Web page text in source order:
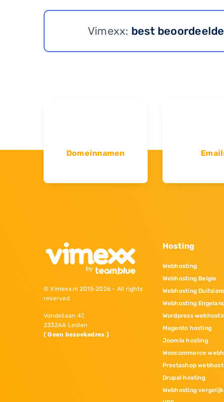
Vimexx: best
Domeinnamen
© Vimexx.nl 2015‐2026 - All rights
reserved
Vondellaan 47,
2332AA Leiden
( Geen bezoekadres )
Hosting
Webhosting
Webhosting Belgie
Webhosting
Webhosting
Wordpress
Magento hosting
Joomla hosting
Woocommerce
Prestashop
Drupal hosting
Webhosting